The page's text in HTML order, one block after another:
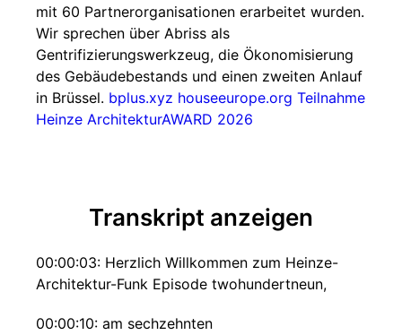
mit 60 Partnerorganisationen erarbeitet wurden.
Wir sprechen über Abriss als
Gentrifizierungswerkzeug, die Ökonomisierung
des Gebäudebestands und einen zweiten Anlauf
in Brüssel. bplus.xyz houseeurope.org Teilnahme
Heinze ArchitekturAWARD 2026
Transkript anzeigen
00:00:03: Herzlich Willkommen zum Heinze-
Architektur-Funk Episode twohundertneun,
00:00:10: am sechzehnten